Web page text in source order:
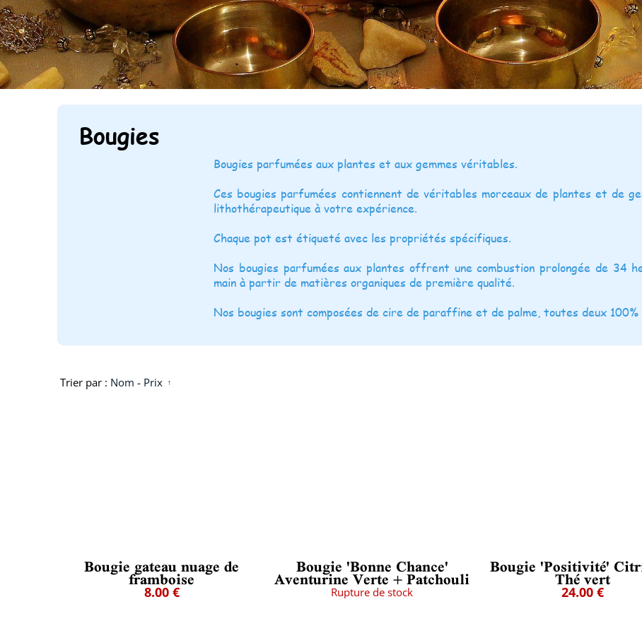
Bougies
Bougies parfumées aux plantes et aux gemmes véritables.
Ces bougies parfumées contiennent de véritables morceaux de plantes et de
lithothérapeutique à votre expérience.
Chaque pot est étiqueté avec les propriétés spécifiques.
Nos bougies parfumées aux plantes offrent une combustion prolongée de 34
main à partir de matières organiques de première qualité.
Nos bougies sont composées de cire de paraffine et de palme, toutes deux 100%
Trier par : Nom - Prix
Bougie gateau nuage de
framboise
8.00 €
Bougie 'Bonne Chance'
Aventurine Verte + Patchouli
Rupture de stock
Bougie 'Positivité'
Thé vert
24.00 €